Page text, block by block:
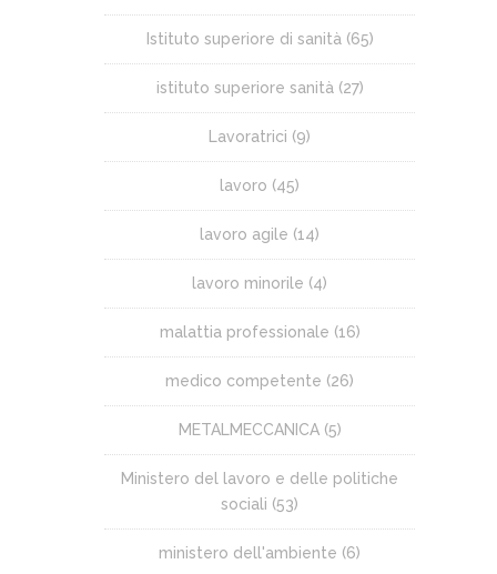
Istituto superiore di sanità (65)
istituto superiore sanità (27)
Lavoratrici (9)
lavoro (45)
lavoro agile (14)
lavoro minorile (4)
malattia professionale (16)
medico competente (26)
METALMECCANICA(5)
Ministero del lavoro e delle politiche
sociali (53)
ministero dell'ambiente (6)